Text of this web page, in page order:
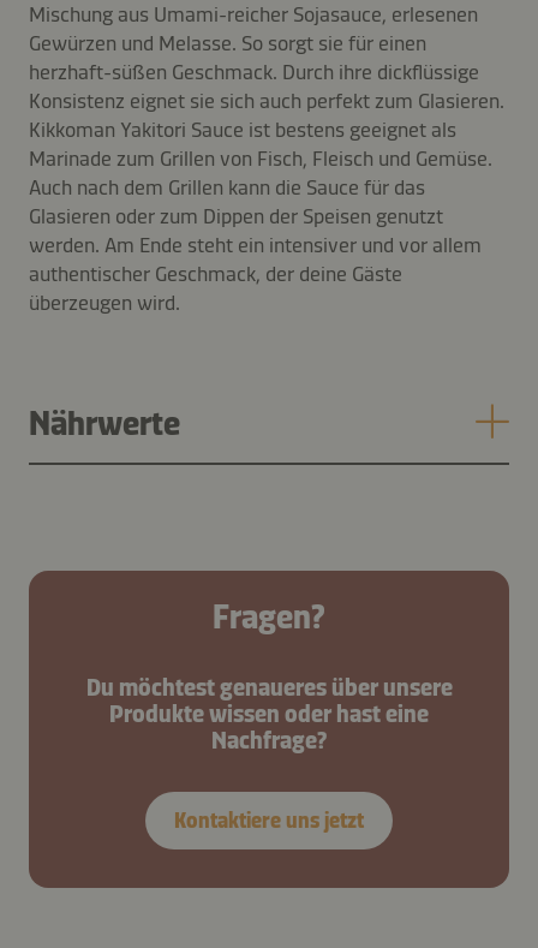
Mischung aus Umami-reicher Sojasauce, erlesenen
Gewürzen und Melasse. So sorgt sie für einen
herzhaft-süßen Geschmack. Durch ihre dickflüssige
Konsistenz eignet sie sich auch perfekt zum Glasieren.
Kikkoman Yakitori Sauce ist bestens geeignet als
Marinade zum Grillen von Fisch, Fleisch und Gemüse.
Auch nach dem Grillen kann die Sauce für das
Glasieren oder zum Dippen der Speisen genutzt
werden. Am Ende steht ein intensiver und vor allem
authentischer Geschmack, der deine Gäste
überzeugen wird.
Nährwerte
Fragen?
Du möchtest genaueres über unsere
Produkte wissen oder hast eine
Nachfrage?
Kontaktiere uns jetzt